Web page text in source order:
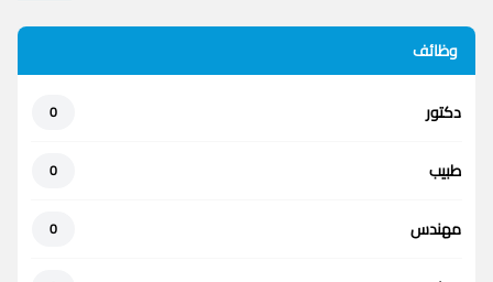
وظائف
دكتور 0
طبيب 0
مهندس 0